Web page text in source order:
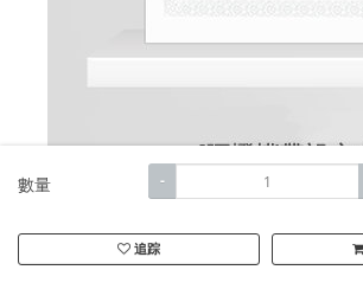
數量 -
追踪